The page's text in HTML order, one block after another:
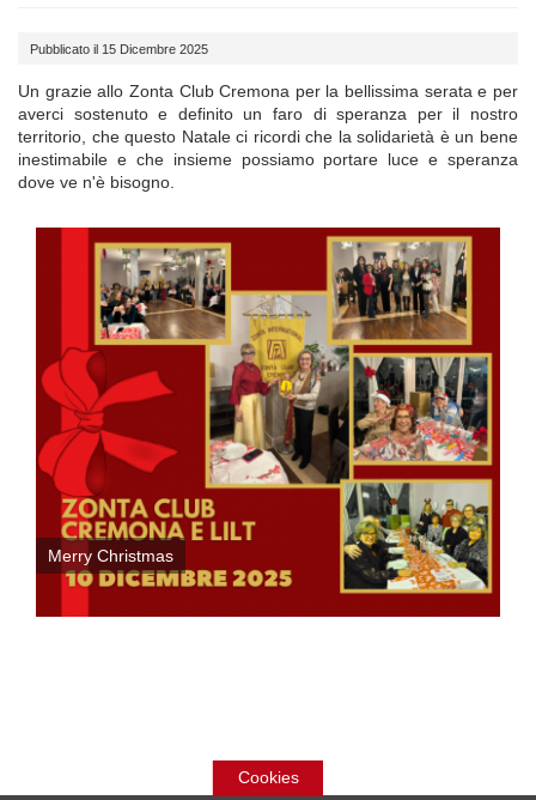
Pubblicato il 15 Dicembre 2025
Un grazie allo Zonta Club Cremona per la bellissima serata e per
averci sostenuto e definito un faro di speranza per il nostro
territorio, che questo Natale ci ricordi che la solidarietà è un bene
inestimabile e che insieme possiamo portare luce e speranza
dove ve n'è bisogno.
Merry Christmas
Cookies